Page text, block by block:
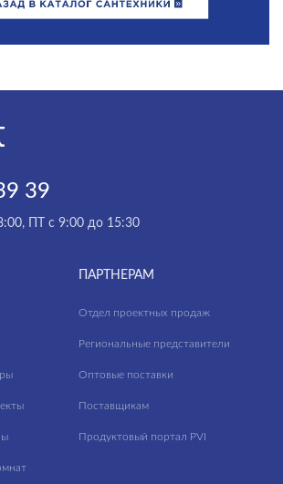
39
ПТ с 9:00 до 15:30
ПАРТНЕРАМ
Отдел проектных продаж
Региональные представители
Оптовые поставки
Поставщикам
Продуктовый портал PVI